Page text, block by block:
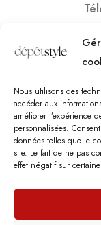
Nous utilisons des
accéder aux
améliorer l’expérience
personnalisées.
données telles que le
site. Le fait de ne pas
effet négatif sur
Adresse :
Nous